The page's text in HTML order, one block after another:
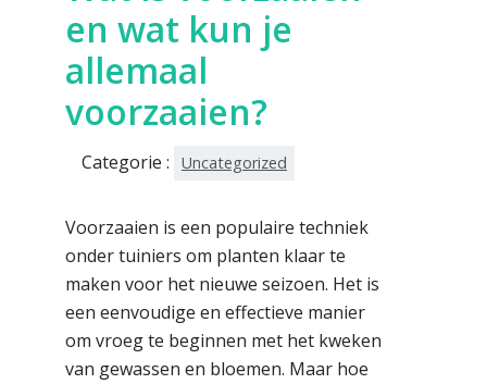
en wat kun je
allemaal
voorzaaien?
Categorie : Uncategorized
Voorzaaien is een populaire techniek
onder tuiniers om planten klaar te
maken voor het nieuwe seizoen. Het is
een eenvoudige en effectieve manier
om vroeg te beginnen met het kweken
van gewassen en bloemen. Maar hoe